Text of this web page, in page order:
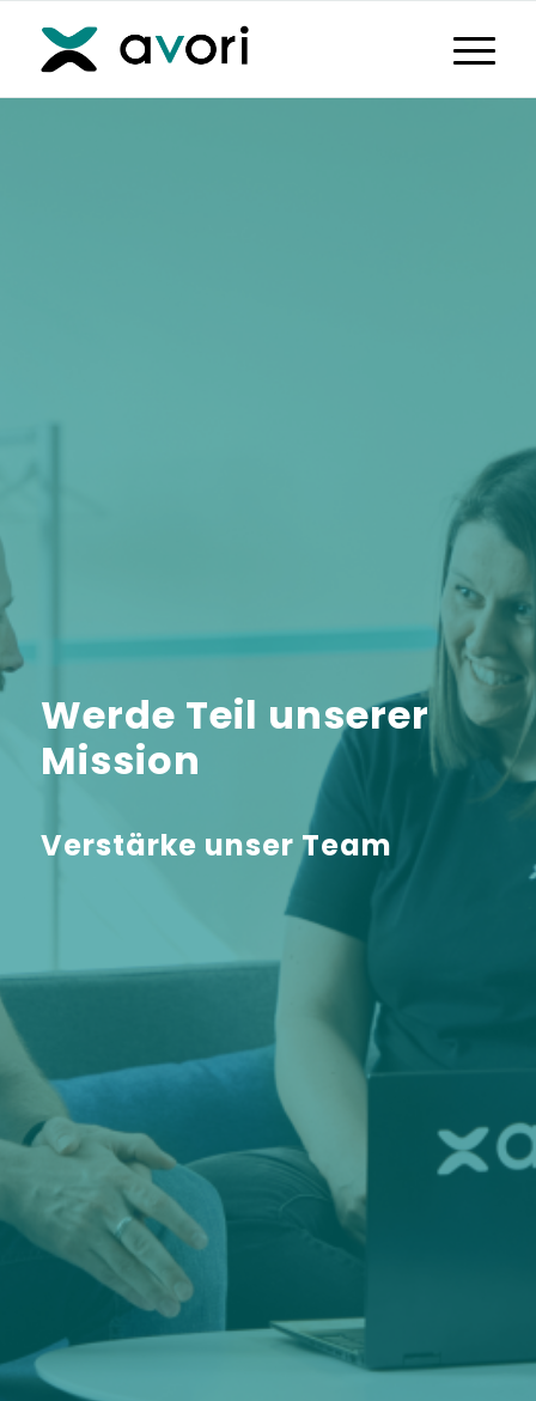
Werde Teil unserer
Mission
Verstärke unser Team